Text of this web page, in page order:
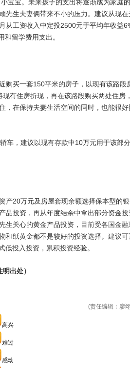
宝。未来孩子的支出将逐渐成为家庭
先生夫妻俩带来不小的压力。建议从现在
从工资收入中定投2500元于平均年收益
留学费用支出。
买一套150平米的房子，以现有该路段
有住房折现，再在该路段购买两处住房，
，在保持夫妻生活空间的同时，也能很好
，建议以现有存款中10万元用于该部
20万元及房屋套现余额选择保本型的
品投资，再从年度结余中拿出部分资金投
生关心的黄金产品投资，目前受各国金融
和纸黄金都不是较好的投资选择。建议可
投入投资，累积投资经验。
出处）
(责任编辑：廖
高兴
难过
感动